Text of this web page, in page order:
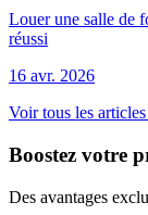
Louer une salle de
réussi
16 avr. 2026
Voir tous les
Boostez votre
Des avantages